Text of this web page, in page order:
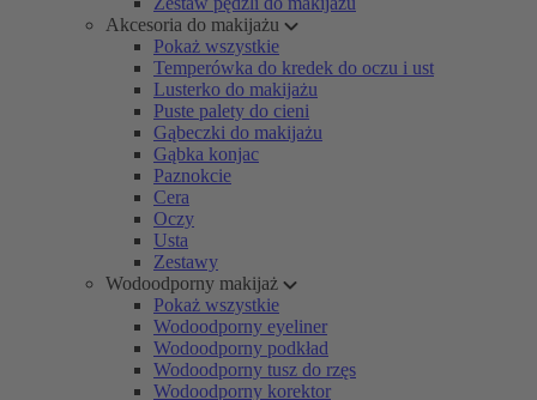
Akcesoria do makijażu
Pokaż wszystkie
Temperówka do kredek do oczu i ust
Lusterko do makijażu
Puste palety do cieni
Gąbeczki do makijażu
Gąbka konjac
Paznokcie
Cera
Oczy
Usta
Zestawy
Wodoodporny makijaż
Pokaż wszystkie
Wodoodporny eyeliner
Wodoodporny podkład
Wodoodporny tusz do rzęs
Wodoodporny korektor